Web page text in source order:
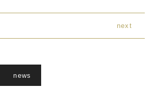
next
news